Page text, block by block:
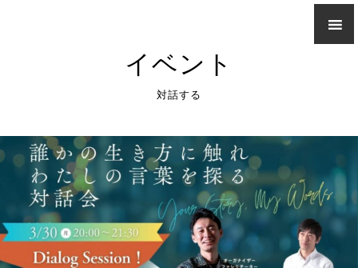
イベント
対話する